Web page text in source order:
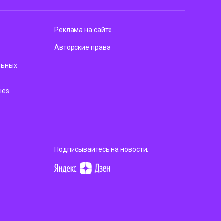
Реклама на сайте
Авторские права
Подписывайтесь на новости: